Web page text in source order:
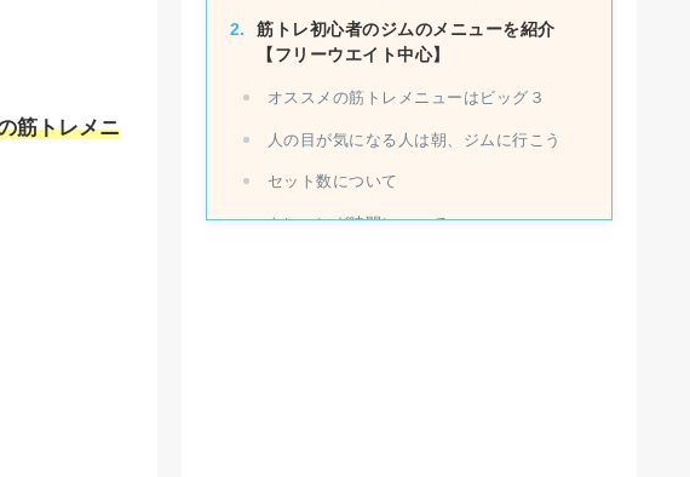
筋トレメニ
筋トレ初心者のジムのメニューを紹介
【フリーウエイト中心】
オススメの筋トレメニューはビッグ３
人の目が気になる人は朝、ジムに行こう
セット数について
トレーング時間について